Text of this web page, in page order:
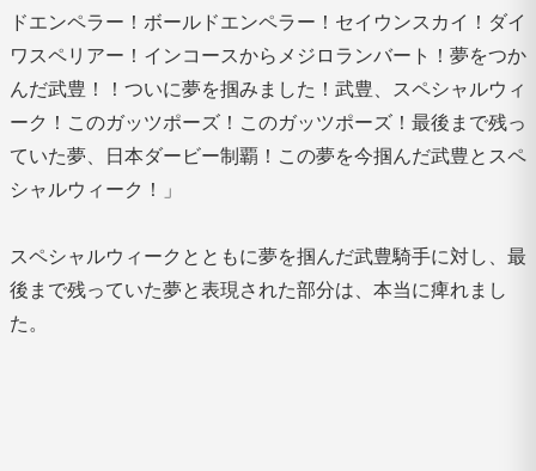
ドエンペラー！ボールドエンペラー！セイウンスカイ！ダイ
ワスペリアー！インコースからメジロランバート！夢をつか
んだ武豊！！ついに夢を掴みました！武豊、スペシャルウィ
ーク！このガッツポーズ！このガッツポーズ！最後まで残っ
ていた夢、日本ダービー制覇！この夢を今掴んだ武豊とスペ
シャルウィーク！」
スペシャルウィークとともに夢を掴んだ武豊騎手に対し、最
後まで残っていた夢と表現された部分は、本当に痺れまし
た。